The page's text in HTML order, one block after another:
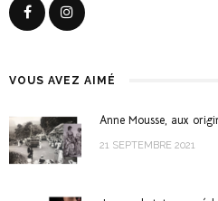
VOUS AVEZ AIMÉ
Anne Mousse, aux
21 SEPTEMBRE 2021